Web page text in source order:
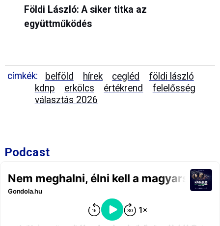
Földi László: A siker titka az
együttműködés
címkék: belföld hírek cegléd
földi lászló
kdnp
erkölcs értékrend
felelősség
választás 2026
Podcast